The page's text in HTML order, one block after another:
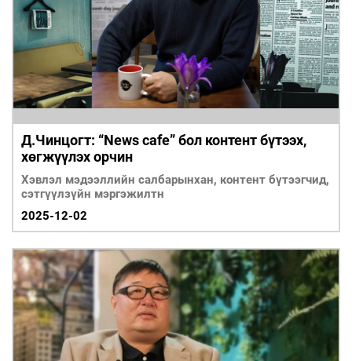
Д.Чинцогт: “News cafe” бол контент бүтээх,
хөгжүүлэх орчин
Хэвлэл мэдээллийн салбарынхан, контент бүтээгчид,
сэтгүүлзүйн мэргэжилтн
2025-12-02